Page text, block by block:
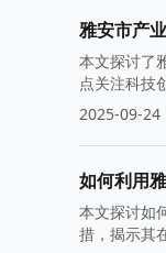
雅安市产
本文探讨了
点关注科技
2025-09-24
如何利用
本文探讨如
措，揭示其